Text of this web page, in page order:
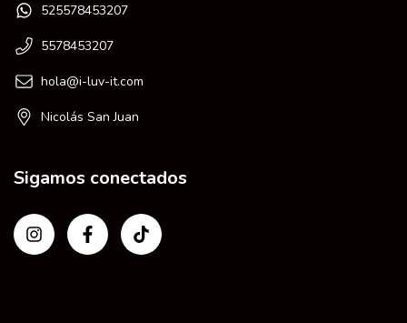
525578453207
5578453207
hola@i-luv-it.com
Nicolás San Juan
Sigamos conectados